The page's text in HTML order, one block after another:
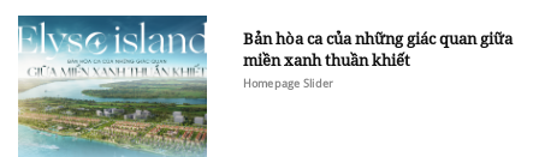
Bản hòa ca của những giác quan giữa
miền xanh thuần khiết
Homepage Slider